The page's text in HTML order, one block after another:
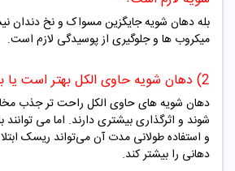
بله دهان شویه جایگزین مسواک و نخ دندان
میکروب ها و جلوگیری از پوسیدگی لازم است.
2) دهان شویه حاوی الکل بهتر است یا بدون الکل؟
دهان‌ شویه‌ های حاوی الکل راحت‌ تر جذب
شوند و اثرگذاری بیشتری دارند. اما می‌
و استفاده طولانی مدت آن می‌تواند ریسک
دهانی را بیشتر کند.